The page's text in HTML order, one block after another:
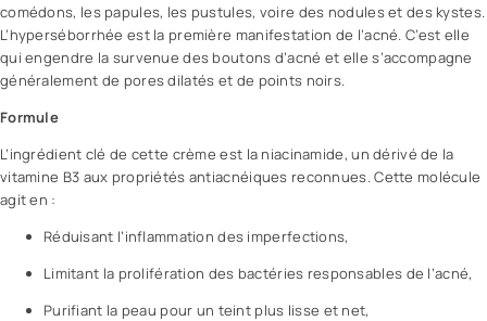
comédons, les papules, les pustules, voire des nodules et des kystes.
L’hyperséborrhée est la première manifestation de l’acné. C’est elle
qui engendre la survenue des boutons d’acné et elle s’accompagne
généralement de pores dilatés et de points noirs.
Formule
L’ingrédient clé de cette crème est la niacinamide, un dérivé de la
vitamine B3 aux propriétés antiacnéiques reconnues. Cette molécule
agit en :
Réduisant l’inflammation des imperfections,
Limitant la prolifération des bactéries responsables de l’acné,
Purifiant la peau pour un teint plus lisse et net,